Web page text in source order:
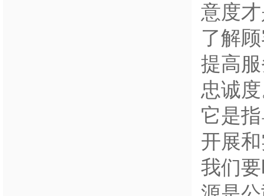
意度
了解
提高
忠诚
它是
开展
我们